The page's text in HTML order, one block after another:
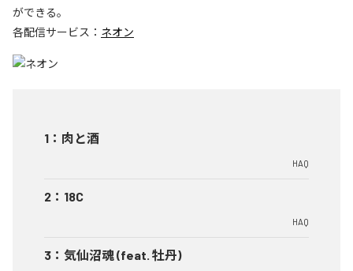
ができる。
各配信サービス： ネオン
1 ： 肉と酒
HAQ
2 ： 18C
HAQ
3 ： 気仙沼魂 (feat. 牡丹)